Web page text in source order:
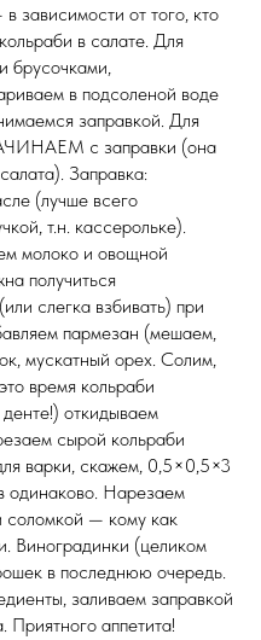
зависимости от того, кто
в салате. Для
брусочками,
в подсоленой воде
заправкой. Для
с заправки (она
Заправка:
(лучше всего
т.н. кассерольке).
молоко и овощной
получиться
слегка взбивать) при
пармезан (мешаем,
мускатный орех. Солим,
время кольраби
откидываем
сырой кольраби
варки, скажем, 0,5×0,5×3
одинаково. Нарезаем
соломкой — кому как
Виноградинки (целиком
в последнюю очередь.
заливаем заправкой
Приятного аппетита!